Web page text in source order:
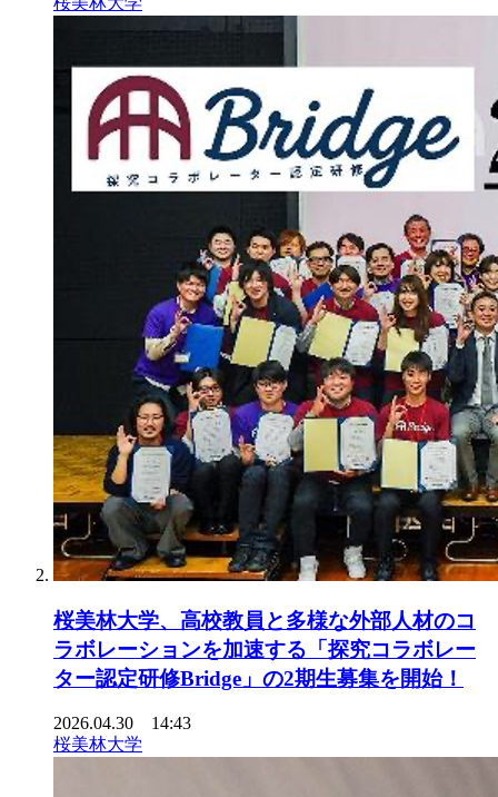
桜美林大学、高校教員と多様な外部人材のコ
ラボレーションを加速する「探究コラボレー
ター認定研修Bridge」の2期生募集を開始！
2026.04.30 14:43
桜美林大学